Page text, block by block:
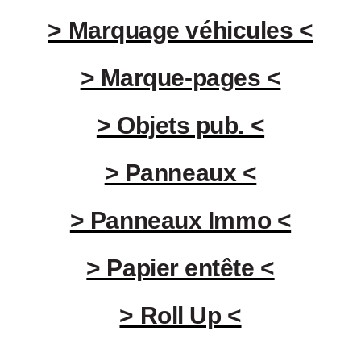
> Marquage véhicules <
> Marque-pages <
> Objets pub. <
> Panneaux <
> Panneaux Immo <
> Papier entête <
> Roll Up <